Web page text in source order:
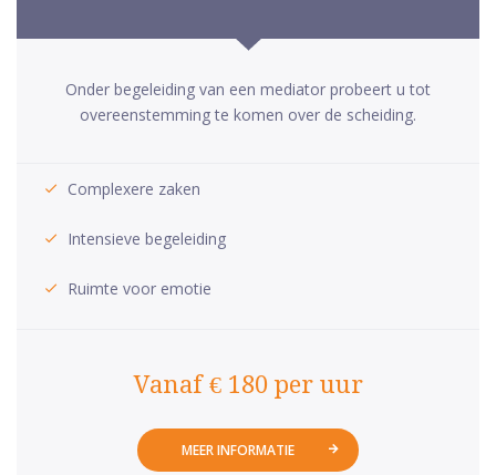
Onder begeleiding van een mediator probeert u tot
overeenstemming te komen over de scheiding.
Complexere zaken
Intensieve begeleiding
Ruimte voor emotie
Vanaf € 180 per uur
MEER INFORMATIE